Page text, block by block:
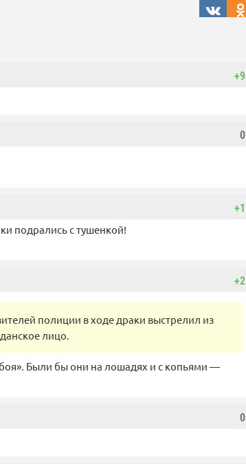
+9
0
+1
подрались с тушенкой!
+2
полиции в ходе драки выстрелил из
лицо.
Были бы они на лошадях и с копьями —
0